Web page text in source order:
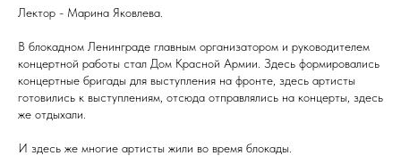
Лектор - Марина Яковлева.
В блокадном Ленинграде главным организатором и руководителем
концертной работы стал Дом Красной Армии. Здесь формировались
концертные бригады для выступления на фронте, здесь артисты
готовились к выступлениям, отсюда отправлялись на концерты, здесь
же отдыхали.
И здесь же многие артисты жили во время блокады.